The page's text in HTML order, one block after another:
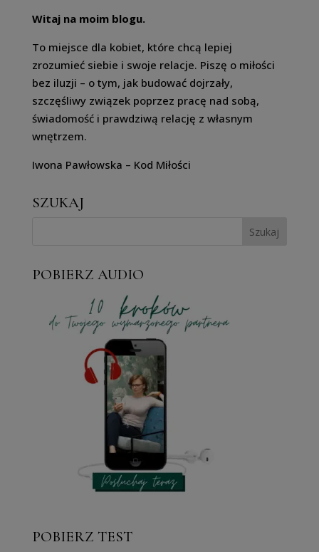
Witaj na moim blogu.
To miejsce dla kobiet, które chcą lepiej
zrozumieć siebie i swoje relacje. Piszę o miłości
bez iluzji – o tym, jak budować dojrzały,
szczęśliwy związek poprzez pracę nad sobą,
świadomość i prawdziwą relację z własnym
wnętrzem.
Iwona Pawłowska – Kod Miłości
SZUKAJ
POBIERZ AUDIO
POBIERZ TEST